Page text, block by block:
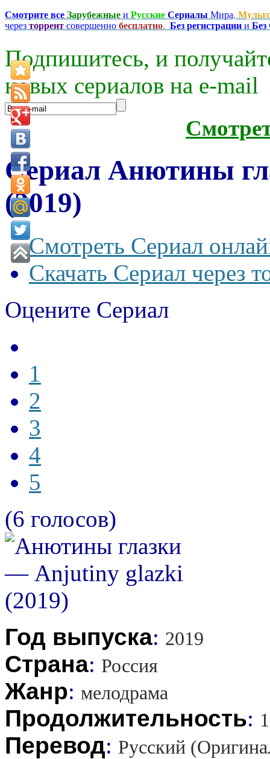
Смотрите все Зарубежные и Русские Сериалы Мира,
через торрент совершенно бесплатно. Без регистрации и
Подпишитесь, и
новых сериалов на e-mаil
Сериал Анютины
(2019)
Смотреть Сериал
Скачать Сериал через
Оцените Сериал
1
2
3
4
5
(6 голосов)
Год выпуска: 2019
Страна: Россия
Жанр: мелодрама
Продолжительность:
Перевод: Русский